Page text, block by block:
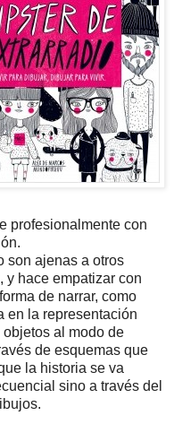
profesionalmente con
son ajenas a otros
y hace empatizar con
de narrar, como
en la representación
al modo de
de esquemas que
la historia se va
sino a través del